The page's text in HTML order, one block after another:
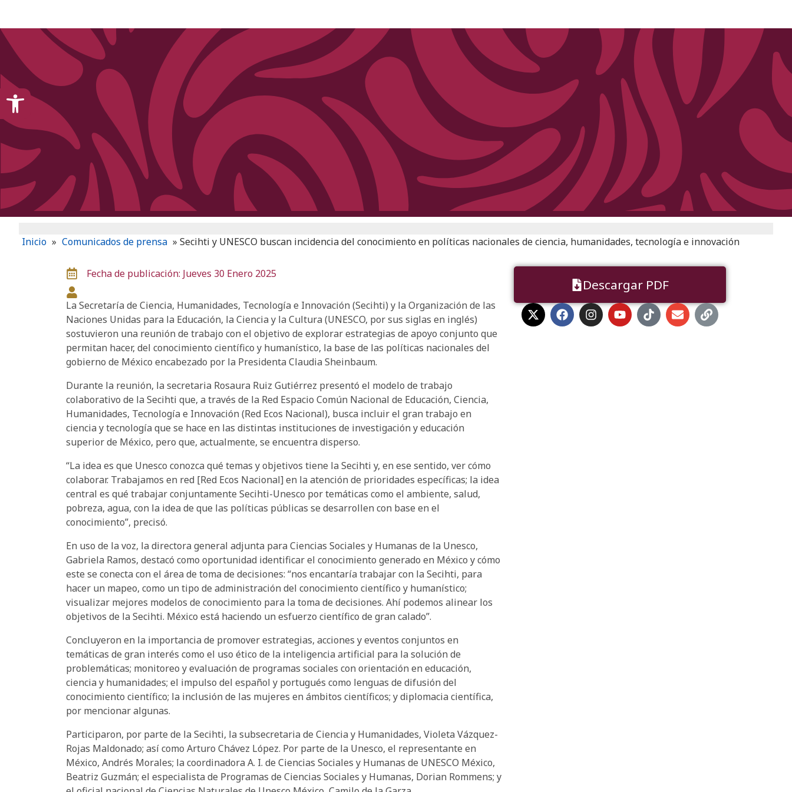
Inicio » Comunicados de prensa » Secihti y UNESCO buscan incidencia del conocimiento en políticas nacionales de ciencia, humanidades, tecnología e innovación
Fecha de publicación: Jueves 30 Enero 2025
La Secretaría de Ciencia, Humanidades, Tecnología e Innovación (Secihti) y la Organización de las
Naciones Unidas para la Educación, la Ciencia y la Cultura (UNESCO, por sus siglas en inglés)
sostuvieron una reunión de trabajo con el objetivo de explorar estrategias de apoyo conjunto que
permitan hacer, del conocimiento científico y humanístico, la base de las políticas nacionales del
gobierno de México encabezado por la Presidenta Claudia Sheinbaum.
Durante la reunión, la secretaria Rosaura Ruiz Gutiérrez presentó el modelo de trabajo
colaborativo de la Secihti que, a través de la Red Espacio Común Nacional de Educación, Ciencia,
Humanidades, Tecnología e Innovación (Red Ecos Nacional), busca incluir el gran trabajo en
ciencia y tecnología que se hace en las distintas instituciones de investigación y educación
superior de México, pero que, actualmente, se encuentra disperso.
“La idea es que Unesco conozca qué temas y objetivos tiene la Secihti y, en ese sentido, ver cómo
colaborar. Trabajamos en red [Red Ecos Nacional] en la atención de prioridades específicas; la idea
central es qué trabajar conjuntamente Secihti-Unesco por temáticas como el ambiente, salud,
pobreza, agua, con la idea de que las políticas públicas se desarrollen con base en el
conocimiento”, precisó.
En uso de la voz, la directora general adjunta para Ciencias Sociales y Humanas de la Unesco,
Gabriela Ramos, destacó como oportunidad identificar el conocimiento generado en México y cómo
este se conecta con el área de toma de decisiones: “nos encantaría trabajar con la Secihti, para
hacer un mapeo, como un tipo de administración del conocimiento científico y humanístico;
visualizar mejores modelos de conocimiento para la toma de decisiones. Ahí podemos alinear los
objetivos de la Secihti. México está haciendo un esfuerzo científico de gran calado”.
Concluyeron en la importancia de promover estrategias, acciones y eventos conjuntos en
temáticas de gran interés como el uso ético de la inteligencia artificial para la solución de
problemáticas; monitoreo y evaluación de programas sociales con orientación en educación,
ciencia y humanidades; el impulso del español y portugués como lenguas de difusión del
conocimiento científico; la inclusión de las mujeres en ámbitos científicos; y diplomacia científica,
por mencionar algunas.
Participaron, por parte de la Secihti, la subsecretaria de Ciencia y Humanidades, Violeta Vázquez-
Rojas Maldonado; así como Arturo Chávez López. Por parte de la Unesco, el representante en
México, Andrés Morales; la coordinadora A. I. de Ciencias Sociales y Humanas de UNESCO México,
Beatriz Guzmán; el especialista de Programas de Ciencias Sociales y Humanas, Dorian Rommens; y
Descargar PDF
Open toolbar